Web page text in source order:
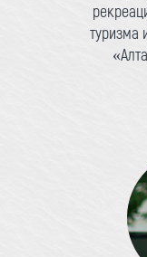
туризма